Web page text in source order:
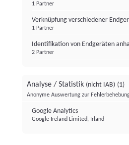
1 Partner
Verknüpfung verschiedener
1 Partner
Identifikation von Endgeräten
2 Partner
Analyse / Statistik (nicht IAB) (1)
Anonyme Auswertung zur
Google Analytics
Google Ireland Limited, Irland
Institutional Money
Impressum